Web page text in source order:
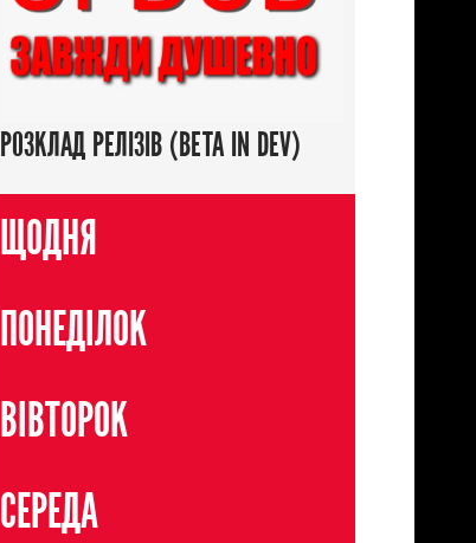
РОЗКЛАД РЕЛІЗІВ (BETA IN DEV)
ЩОДНЯ
ПОНЕДІЛОК
ВІВТОРОК
СЕРЕДА